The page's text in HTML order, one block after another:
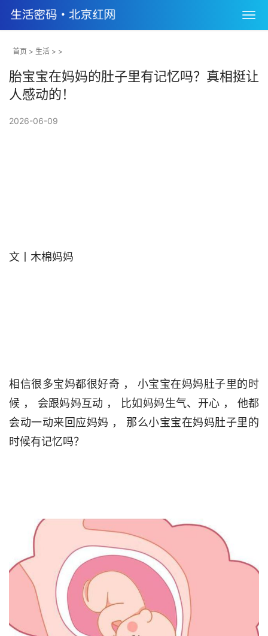
首页 > 生活 > >
胎宝宝在妈妈的肚子里有记忆吗？真相挺让
人感动的！
2026-06-09
文丨木棉妈妈
相信很多宝妈都很好奇 ， 小宝宝在妈妈肚子里的时
候 ， 会跟妈妈互动 ， 比如妈妈生气、开心 ， 他都
会动一动来回应妈妈 ， 那么小宝宝在妈妈肚子里的
时候有记忆吗？